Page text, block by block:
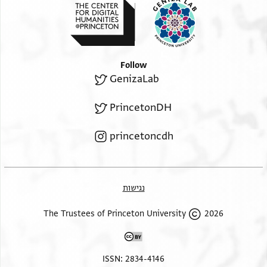
Follow
GenizaLab
PrincetonDH
princetoncdh
נגישות
2026 The Trustees of Princeton University
ISSN: 2834-4146